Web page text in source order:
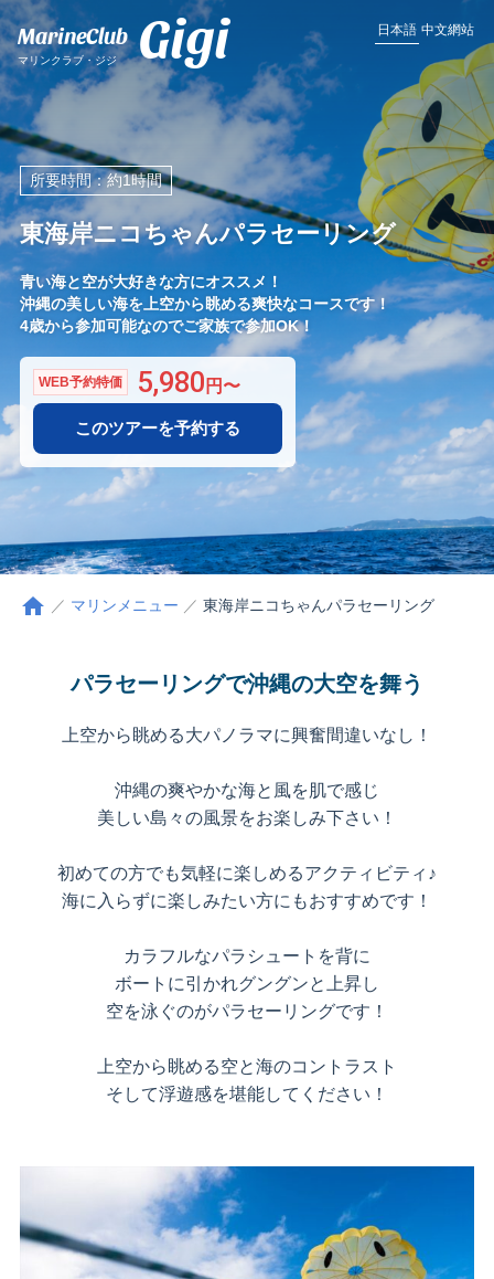
MarineClub
マリンクラブ・ジジ Gigi 日本語 中文網站
所要時間：約1時間
東海岸ニコちゃんパラセーリング
青い海と空が大好きな方にオススメ！
沖縄の美しい海を上空から眺める爽快なコースです！
4歳から参加可能なのでご家族で参加OK！
WEB予約特価 5,980
このツアーを予約する
home マリンメニュー 東海岸ニコちゃんパラセーリング
パラセーリングで沖縄の大空を舞う
上空から眺める大パノラマに興奮間違いなし！
沖縄の爽やかな海と風を肌で感じ
美しい島々の風景をお楽しみ下さい！
初めての方でも気軽に楽しめるアクティビティ♪
海に入らずに楽しみたい方にもおすすめです！
カラフルなパラシュートを背に
ボートに引かれグングンと上昇し
空を泳ぐのがパラセーリングです！
上空から眺める空と海のコントラスト
そして浮遊感を堪能してください！